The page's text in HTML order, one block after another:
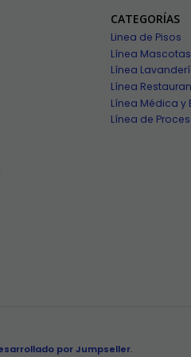
CATEGORÍAS
Linea de Pisos
Línea Mascotas
Línea
Línea
Línea Médica y
Línea de
por Jumpseller.